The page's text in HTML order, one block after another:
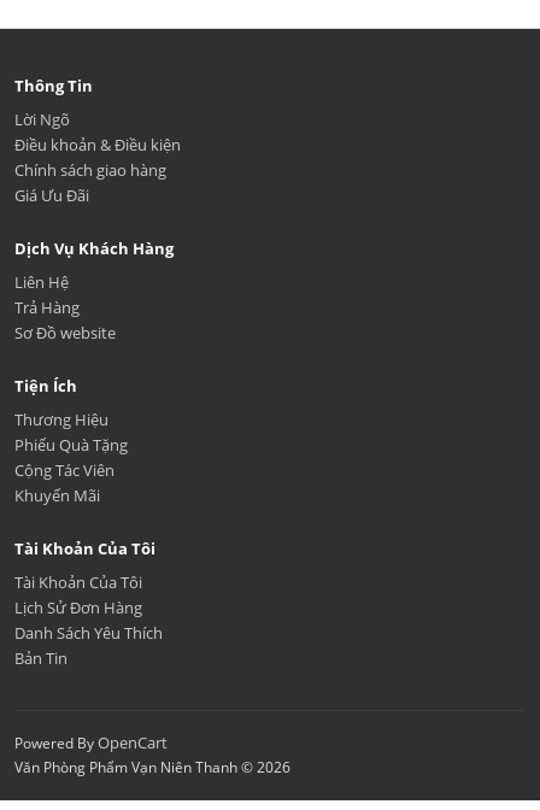
Thông Tin
Lời Ngõ
Điều khoản & Điều kiện
Chính sách giao hàng
Giá Ưu Đãi
Dịch Vụ Khách Hàng
Liên Hệ
Trả Hàng
Sơ Đồ website
Tiện Ích
Thương Hiệu
Phiếu Quà Tặng
Cộng Tác Viên
Khuyến Mãi
Tài Khoản Của Tôi
Tài Khoản Của Tôi
Lịch Sử Đơn Hàng
Danh Sách Yêu Thích
Bản Tin
Powered ByOpenCart
Văn Phòng Phẩm Vạn Niên Thanh © 2026